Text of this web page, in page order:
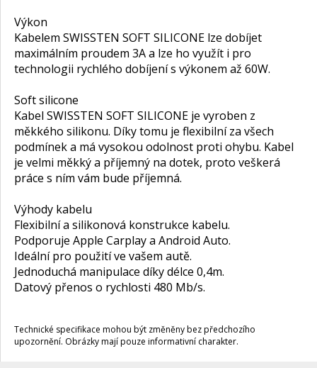
Výkon
Kabelem SWISSTEN SOFT SILICONE lze dobíjet
maximálním proudem 3A a lze ho využít i pro
technologii rychlého dobíjení s výkonem až 60W.
Soft silicone
Kabel SWISSTEN SOFT SILICONE je vyroben z
měkkého silikonu. Díky tomu je flexibilní za všech
podmínek a má vysokou odolnost proti ohybu. Kabel
je velmi měkký a příjemný na dotek, proto veškerá
práce s ním vám bude příjemná.
Výhody kabelu
Flexibilní a silikonová konstrukce kabelu.
Podporuje Apple Carplay a Android Auto.
Ideální pro použití ve vašem autě.
Jednoduchá manipulace díky délce 0,4m.
Datový přenos o rychlosti 480 Mb/s.
Technické specifikace mohou být změněny bez předchozího
upozornění. Obrázky mají pouze informativní charakter.